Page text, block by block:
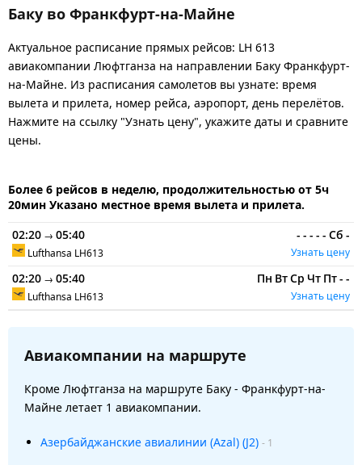
Баку во Франкфурт-на-Майне
Актуальное расписание прямых рейсов: LH 613
авиакомпании Люфтганза на направлении Баку Франкфурт-
на-Майне. Из расписания самолетов вы узнате: время
вылета и прилета, номер рейса, аэропорт, день перелётов.
Нажмите на ссылку "Узнать цену", укажите даты и сравните
цены.
Более 6 рейсов в неделю, продолжительностью от 5ч
20мин Указано местное время вылета и прилета.
02:20 → 05:40
Lufthansa LH613
- - - - - Сб -
Узнать цену
02:20 → 05:40
Lufthansa LH613
Пн ВтСр Чт Пт- -
Узнать цену
Авиакомпании на маршруте
Кроме Люфтганза на маршруте Баку - Франкфурт-на-
Майне летает 1 авиакомпании.
Азербайджанские авиалинии (Azal) (J2) - 1